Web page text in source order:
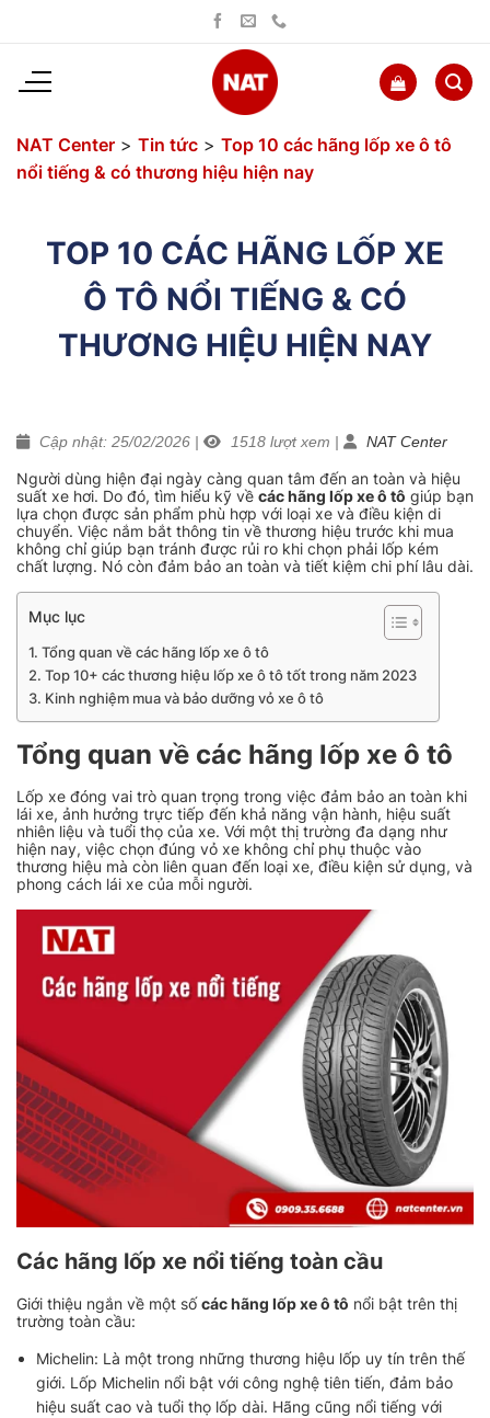
dung
NAT Center > Tin tức > Top 10 các hãng lốp xe ô tô
nổi tiếng & có thương hiệu hiện nay
TOP 10 CÁC HÃNG LỐP XE
Ô TÔ NỔI TIẾNG & CÓ
THƯƠNG HIỆU HIỆN NAY
Cập nhật: 25/02/2026 | 1518 lượt xem | NAT Center
Người dùng hiện đại ngày càng quan tâm đến an toàn và hiệu
suất xe hơi. Do đó, tìm hiểu kỹ về các hãng lốp xe ô tô giúp bạn
lựa chọn được sản phẩm phù hợp với loại xe và điều kiện di
chuyển. Việc nắm bắt thông tin về thương hiệu trước khi mua
không chỉ giúp bạn tránh được rủi ro khi chọn phải lốp kém
chất lượng. Nó còn đảm bảo an toàn và tiết kiệm chi phí lâu dài.
Mục lục
Tổng quan về các hãng lốp xe ô tô
Top 10+ các thương hiệu lốp xe ô tô tốt trong năm 2023
Kinh nghiệm mua và bảo dưỡng vỏ xe ô tô
Tổng quan về các hãng lốp xe ô tô
Lốp xe đóng vai trò quan trọng trong việc đảm bảo an toàn khi
lái xe, ảnh hưởng trực tiếp đến khả năng vận hành, hiệu suất
nhiên liệu và tuổi thọ của xe. Với một thị trường đa dạng như
hiện nay, việc chọn đúng vỏ xe không chỉ phụ thuộc vào
thương hiệu mà còn liên quan đến loại xe, điều kiện sử dụng, và
phong cách lái xe của mỗi người.
Các hãng lốp xe nổi tiếng toàn cầu
Giới thiệu ngắn về một sốcác hãng lốp xe ô tô nổi bật trên thị
trường toàn cầu:
Michelin: Là một trong những thương hiệu lốp uy tín trên thế
giới. Lốp Michelin nổi bật với công nghệ tiên tiến, đảm bảo
hiệu suất cao và tuổi thọ lốp dài. Hãng cũng nổi tiếng với